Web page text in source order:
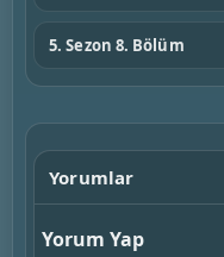
5. Sezon 8. Bölüm
Yorumlar
Yorum Yap